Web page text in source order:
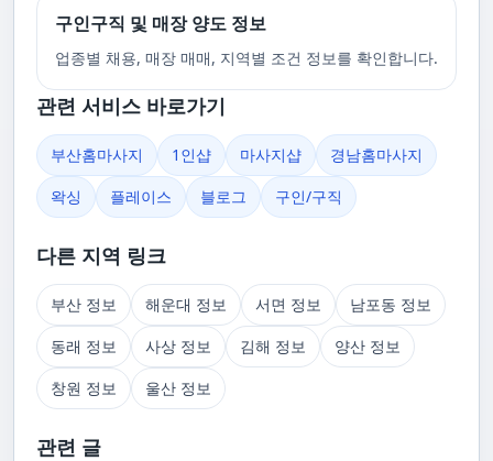
구인구직 및 매장 양도 정보
업종별 채용, 매장 매매, 지역별 조건 정보를 확인합니다.
관련 서비스 바로가기
부산홈마사지 1인샵 마사지샵
경남홈마사지
왁싱
플레이스 블로그 구인/구직
다른 지역 링크
부산 정보 해운대 정보 서면 정보
남포동 정보
동래 정보
사상 정보 김해 정보
양산 정보
창원 정보
울산 정보
관련 글